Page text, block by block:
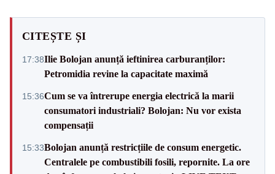
CITEȘTE ȘI
17:38Ilie Bolojan anunță ieftinirea carburanților:
Petromidia revine la capacitate maximă
15:36Cum se va întrerupe energia electrică la marii
consumatori industriali? Bolojan: Nu vor exista
compensații
15:33Bolojan anunță restricțiile de consum energetic.
Centralele pe combustibili fosili, repornite. La ore